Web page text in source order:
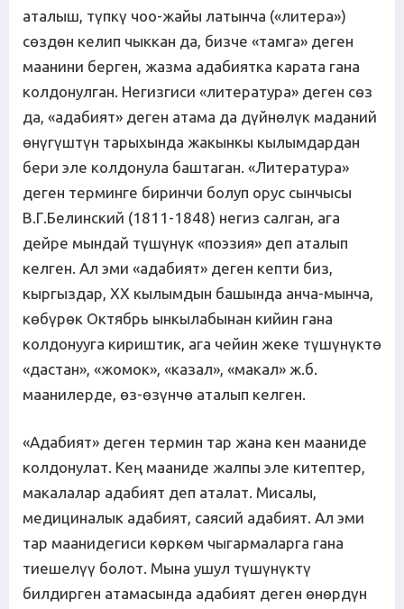
аталыш, түпкү чоо-жайы латынча («литера»)
сөздөн келип чыккан да, бизче «тамга» деген
маанини берген, жазма адабиятка карата гана
колдонулган. Негизгиси «литература» деген сөз
да, «адабият» деген атама да дүйнөлүк маданий
өнүгүштүн тарыхында жакынкы кылымдардан
бери эле колдонула баштаган. «Литература»
деген терминге биринчи болуп орус сынчысы
В.Г.Белинский (1811-1848) негиз салган, ага
дейре мындай түшүнүк «поэзия» деп аталып
келген. Ал эми «адабият» деген кепти биз,
кыргыздар, XX кылымдын башында анча-мынча,
көбүрөк Октябрь ынкылабынан кийин гана
колдонууга кириштик, ага чейин жеке түшүнүктө
«дастан», «жомок», «казал», «макал» ж.б.
маанилерде, өз-өзүнчө аталып келген.
«Адабият» деген термин тар жана кен мааниде
колдонулат. Кең мааниде жалпы эле китептер,
макалалар адабият деп аталат. Мисалы,
медициналык адабият, саясий адабият. Ал эми
тар маанидегиси көркөм чыгармаларга гана
тиешелүү болот. Мына ушул түшүнүктү
билдирген атамасында адабият деген өнөрдүн